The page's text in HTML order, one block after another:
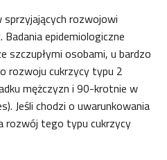
sprzyjających rozwojowi
epidemiologiczne
szczupłymi osobami, u bardzo
rozwoju cukrzycy typu 2
mężczyzn i 90-krotnie w
Jeśli chodzi o uwarunkowania
rozwój tego typu cukrzycy